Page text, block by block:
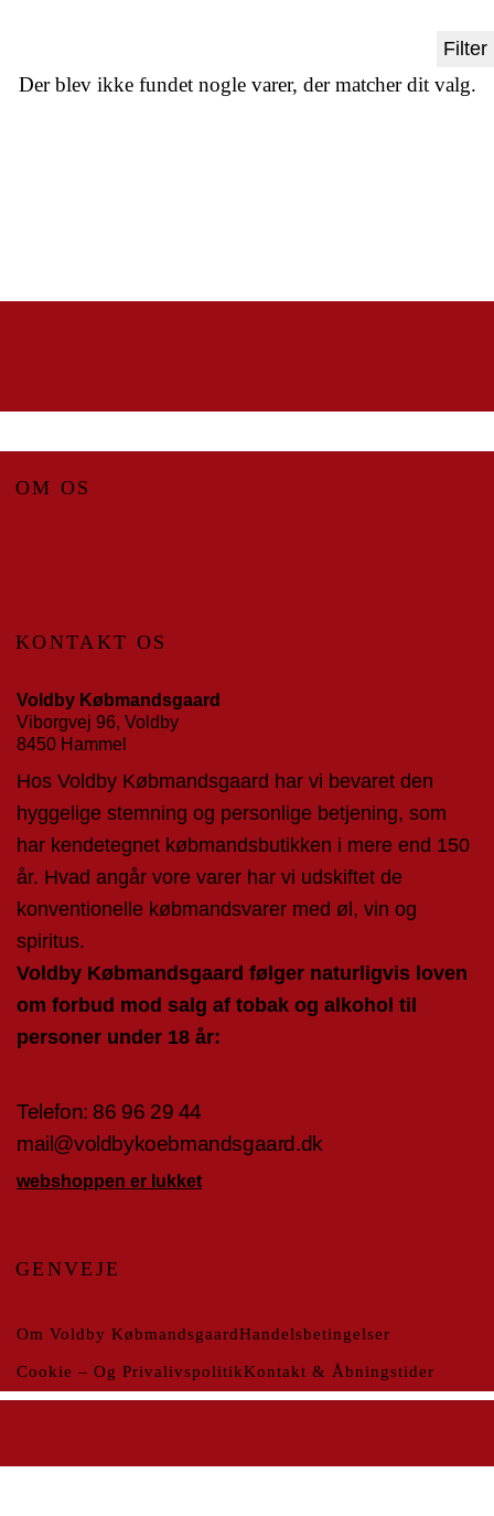
Filter
Der blev ikke fundet nogle varer, der matcher dit valg.
OM OS
KONTAKT OS
Voldby Købmandsgaard
Viborgvej 96, Voldby
8450 Hammel
Hos Voldby Købmandsgaard har vi bevaret den
hyggelige stemning og personlige betjening, som
har kendetegnet købmandsbutikken i mere end 150
år. Hvad angår vore varer har vi udskiftet de
konventionelle købmandsvarer med øl, vin og
spiritus.
Voldby Købmandsgaard følger naturligvis loven
om forbud mod salg af tobak og alkohol til
personer under 18 år:
Telefon: 86 96 29 44
mail@voldbykoebmandsgaard.dk
webshoppen er lukket
GENVEJE
Om Voldby KøbmandsgaardHandelsbetingelser
Cookie – Og PrivalivspolitikKontakt & Åbningstider